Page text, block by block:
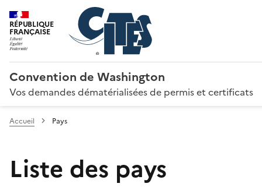
RÉPUBLIQUE
FRANÇAISE
Convention de Washington
Vos demandes dématérialisées de permis et certificats
Accueil Pays
Liste des pays